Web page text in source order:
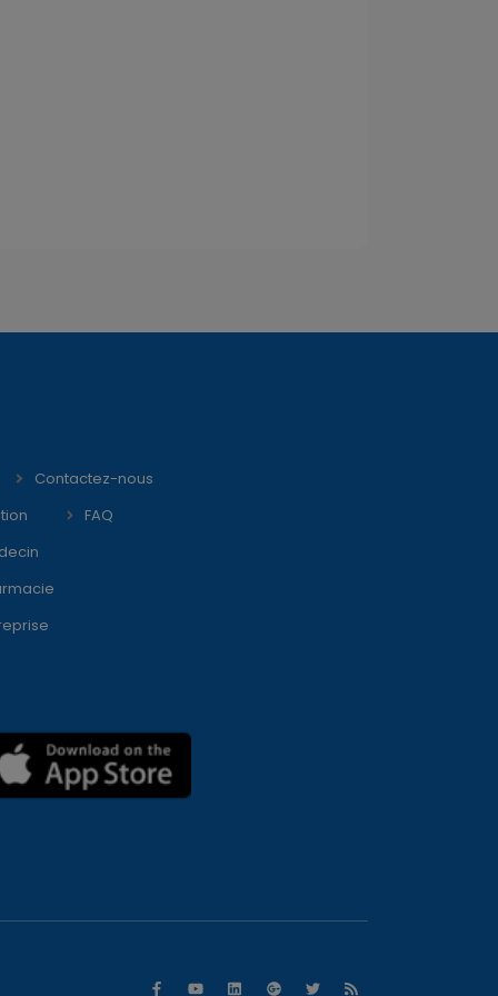
Contactez-nous
FAQ